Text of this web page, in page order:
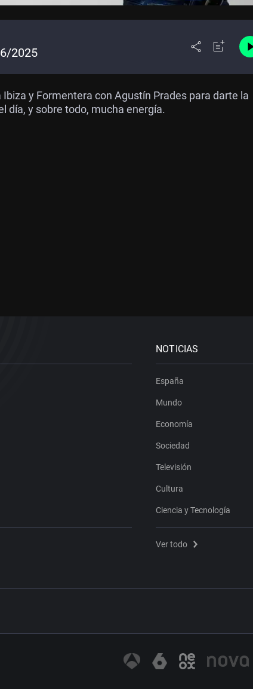
2025
y Formentera con Agustín Prades para darte la
día, y sobre todo, mucha energía.
NOTICIAS
España
Mundo
Economía
Sociedad
Televisión
Cultura
Ciencia y Tecnología
Ver todo